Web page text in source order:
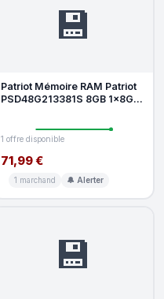
💾
Patriot Mémoire RAM Patriot
PSD48G213381S 8GB 1x8GB
1 offre disponible
71,99 €
1 marchand 🔔 Alerter
💾